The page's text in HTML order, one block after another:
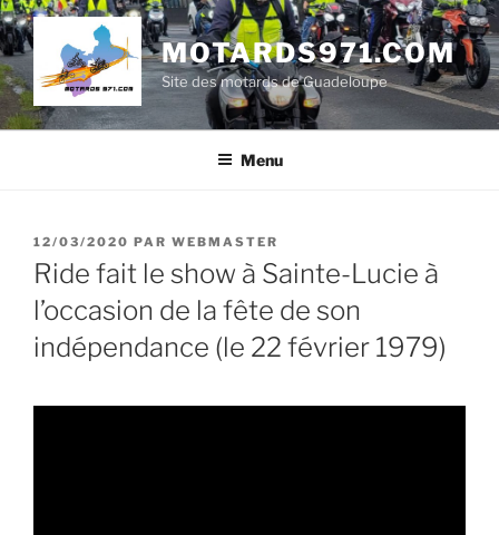
Aller
au
contenu
principal
MOTARDS971.COM
Site des motards de Guadeloupe
Menu
PUBLIÉ
LE
12/03/2020 PAR WEBMASTER
Ride fait le show à Sainte-Lucie à
l’occasion de la fête de son
indépendance (le 22 février 1979)